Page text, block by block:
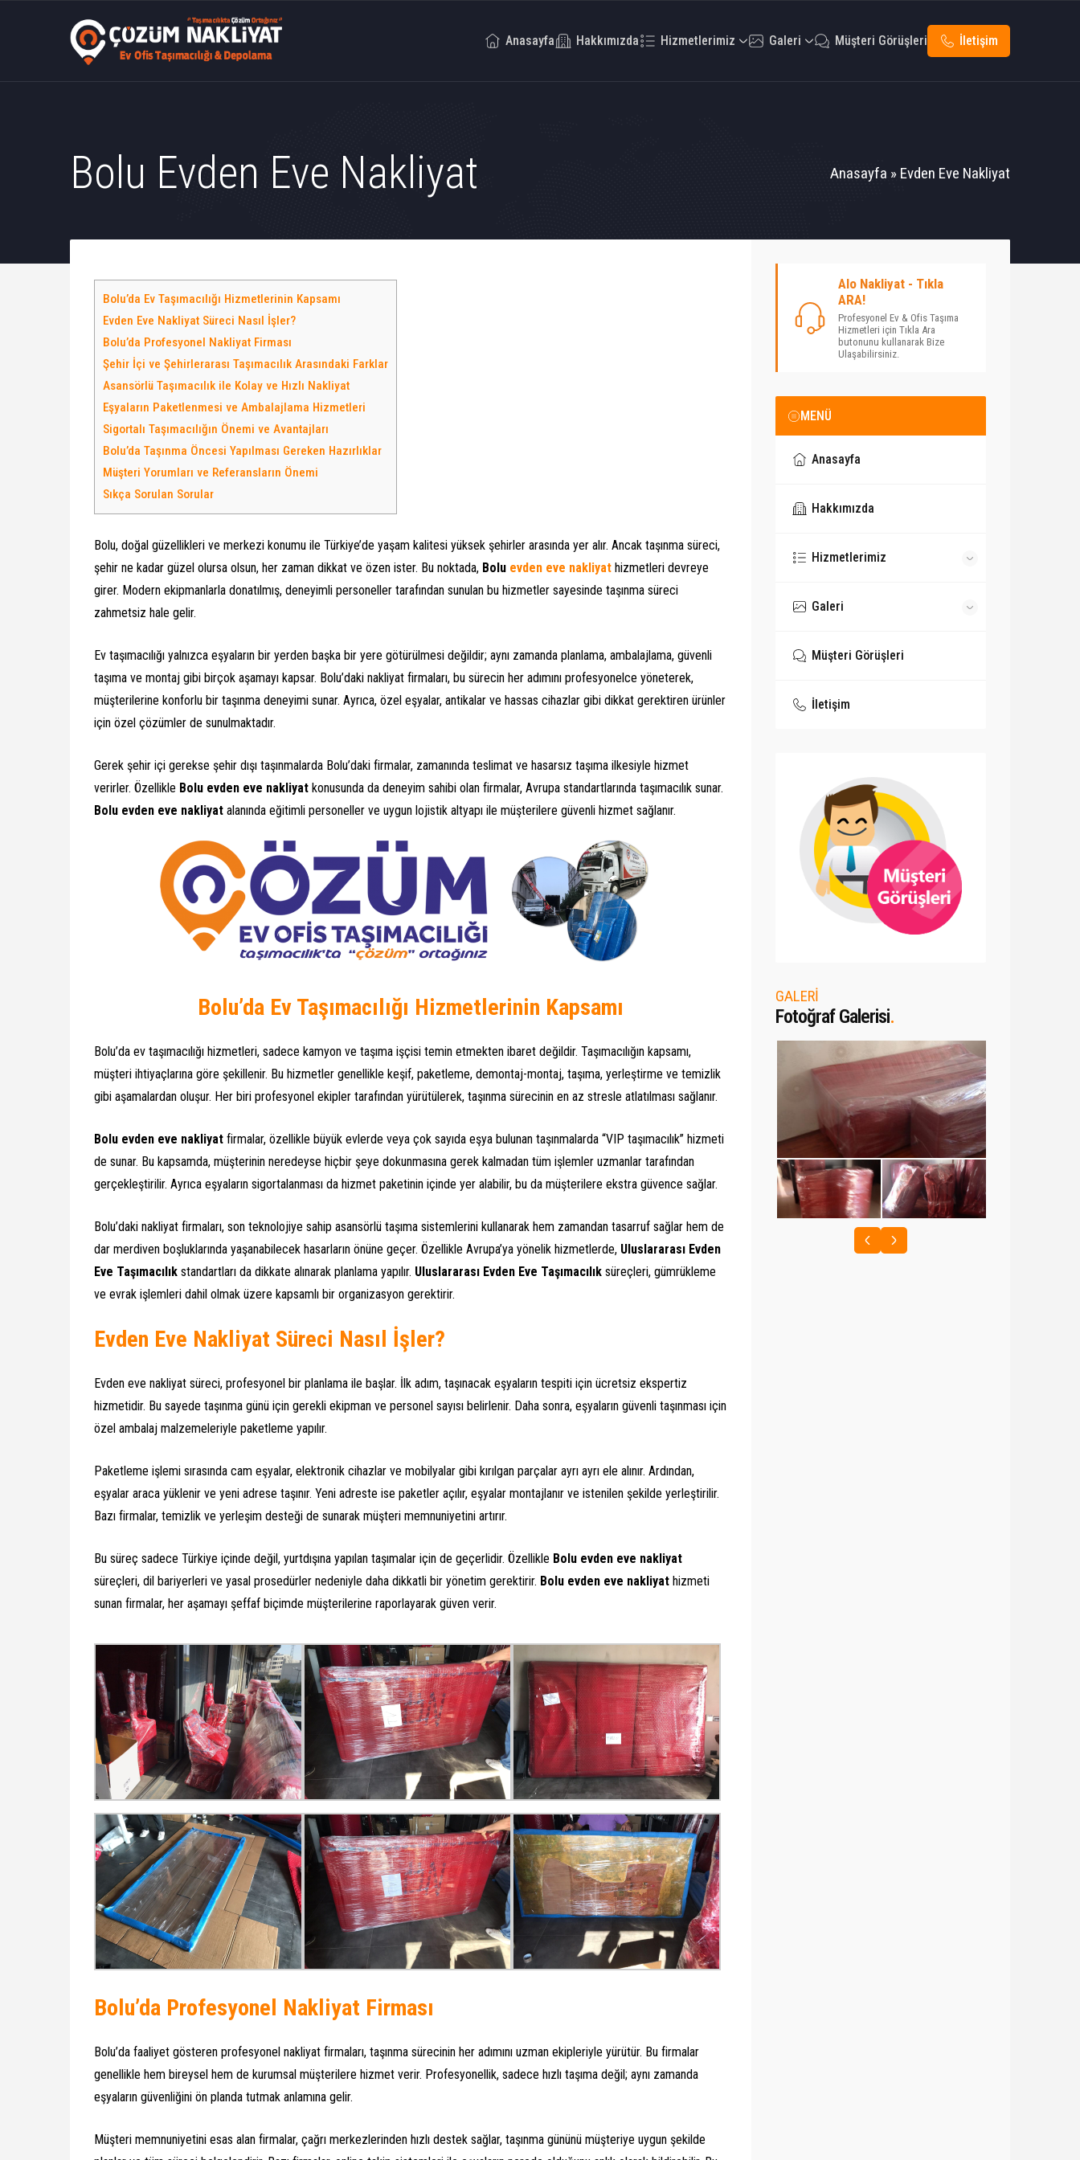
Anasayfa Hakkımızda Hizmetlerimiz Galeri Müşteri Görüşleri İletişim
Bolu Evden Eve Nakliyat Anasayfa » Evden Eve Nakliyat
Bolu’da Ev Taşımacılığı Hizmetlerinin Kapsamı
Evden Eve Nakliyat Süreci Nasıl İşler?
Bolu’da Profesyonel Nakliyat Firması
Şehir İçi ve Şehirlerarası Taşımacılık Arasındaki Farklar
Asansörlü Taşımacılık ile Kolay ve Hızlı Nakliyat
Eşyaların Paketlenmesi ve Ambalajlama Hizmetleri
Sigortalı Taşımacılığın Önemi ve Avantajları
Bolu’da Taşınma Öncesi Yapılması Gereken Hazırlıklar
Müşteri Yorumları ve Referansların Önemi
Sıkça Sorulan Sorular
Bolu, doğal güzellikleri ve merkezi konumu ile Türkiye’de yaşam kalitesi yüksek şehirler arasında yer alır. Ancak taşınma süreci,
şehir ne kadar güzel olursa olsun, her zaman dikkat ve özen ister. Bu noktada, Bolu evden eve nakliyat hizmetleri devreye
girer. Modern ekipmanlarla donatılmış, deneyimli personeller tarafından sunulan bu hizmetler sayesinde taşınma süreci
zahmetsiz hale gelir.
Ev taşımacılığı yalnızca eşyaların bir yerden başka bir yere götürülmesi değildir; aynı zamanda planlama, ambalajlama, güvenli
taşıma ve montaj gibi birçok aşamayı kapsar. Bolu’daki nakliyat firmaları, bu sürecin her adımını profesyonelce yöneterek,
müşterilerine konforlu bir taşınma deneyimi sunar. Ayrıca, özel eşyalar, antikalar ve hassas cihazlar gibi dikkat gerektiren ürünler
için özel çözümler de sunulmaktadır.
Gerek şehir içi gerekse şehir dışı taşınmalarda Bolu’daki firmalar, zamanında teslimat ve hasarsız taşıma ilkesiyle hizmet
verirler. Özellikle Bolu evden eve nakliyat konusunda da deneyim sahibi olan firmalar, Avrupa standartlarında taşımacılık sunar.
Bolu evden eve nakliyat alanında eğitimli personeller ve uygun lojistik altyapı ile müşterilere güvenli hizmet sağlanır.
Bolu’da Ev Taşımacılığı Hizmetlerinin Kapsamı
Bolu’da ev taşımacılığı hizmetleri, sadece kamyon ve taşıma işçisi temin etmekten ibaret değildir. Taşımacılığın kapsamı,
müşteri ihtiyaçlarına göre şekillenir. Bu hizmetler genellikle keşif, paketleme, demontaj-montaj, taşıma, yerleştirme ve temizlik
gibi aşamalardan oluşur. Her biri profesyonel ekipler tarafından yürütülerek, taşınma sürecinin en az stresle atlatılması sağlanır.
Bolu evden eve nakliyat firmalar, özellikle büyük evlerde veya çok sayıda eşya bulunan taşınmalarda “VIP taşımacılık” hizmeti
de sunar. Bu kapsamda, müşterinin neredeyse hiçbir şeye dokunmasına gerek kalmadan tüm işlemler uzmanlar tarafından
gerçekleştirilir. Ayrıca eşyaların sigortalanması da hizmet paketinin içinde yer alabilir, bu da müşterilere ekstra güvence sağlar.
Bolu’daki nakliyat firmaları, son teknolojiye sahip asansörlü taşıma sistemlerini kullanarak hem zamandan tasarruf sağlar hem de
dar merdiven boşluklarında yaşanabilecek hasarların önüne geçer. Özellikle Avrupa’ya yönelik hizmetlerde, Uluslararası Evden
Eve Taşımacılık standartları da dikkate alınarak planlama yapılır. Uluslararası Evden Eve Taşımacılık süreçleri, gümrükleme
ve evrak işlemleri dahil olmak üzere kapsamlı bir organizasyon gerektirir.
Evden Eve Nakliyat Süreci Nasıl İşler?
Evden eve nakliyat süreci, profesyonel bir planlama ile başlar. İlk adım, taşınacak eşyaların tespiti için ücretsiz ekspertiz
hizmetidir. Bu sayede taşınma günü için gerekli ekipman ve personel sayısı belirlenir. Daha sonra, eşyaların güvenli taşınması için
özel ambalaj malzemeleriyle paketleme yapılır.
Paketleme işlemi sırasında cam eşyalar, elektronik cihazlar ve mobilyalar gibi kırılgan parçalar ayrı ayrı ele alınır. Ardından,
eşyalar araca yüklenir ve yeni adrese taşınır. Yeni adreste ise paketler açılır, eşyalar montajlanır ve istenilen şekilde yerleştirilir.
Bazı firmalar, temizlik ve yerleşim desteği de sunarak müşteri memnuniyetini artırır.
Bu süreç sadece Türkiye içinde değil, yurtdışına yapılan taşımalar için de geçerlidir. Özellikle Bolu evden eve nakliyat
süreçleri, dil bariyerleri ve yasal prosedürler nedeniyle daha dikkatli bir yönetim gerektirir. Bolu evden eve nakliyat hizmeti
sunan firmalar, her aşamayı şeffaf biçimde müşterilerine raporlayarak güven verir.
Bolu’da Profesyonel Nakliyat Firması
Bolu’da faaliyet gösteren profesyonel nakliyat firmaları, taşınma sürecinin her adımını uzman ekipleriyle yürütür. Bu firmalar
genellikle hem bireysel hem de kurumsal müşterilere hizmet verir. Profesyonellik, sadece hızlı taşıma değil; aynı zamanda
eşyaların güvenliğini ön planda tutmak anlamına gelir.
Müşteri memnuniyetini esas alan firmalar, çağrı merkezlerinden hızlı destek sağlar, taşınma gününü müşteriye uygun şekilde
Alo Nakliyat - Tıkla
ARA!
Profesyonel Ev & Ofis Taşıma
Hizmetleri için Tıkla Ara
butonunu kullanarak Bize
Ulaşabilirsiniz.
MENÜ
Anasayfa
Hakkımızda
Hizmetlerimiz
Galeri
Müşteri Görüşleri
İletişim
GALERİ
Fotoğraf Galerisi.